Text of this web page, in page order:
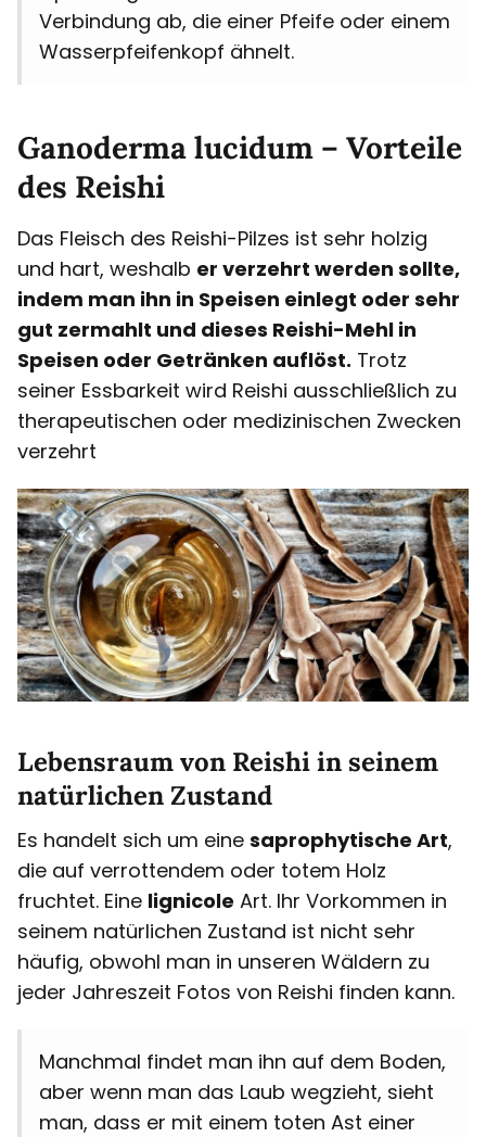
Verbindung ab, die einer Pfeife oder einem
Wasserpfeifenkopf ähnelt.
Ganoderma lucidum – Vorteile
des Reishi
Das Fleisch des Reishi-Pilzes ist sehr holzig
und hart, weshalb er verzehrt werden sollte,
indem man ihn in Speisen einlegt oder sehr
gut zermahlt und dieses Reishi-Mehl in
Speisen oder Getränken auflöst. Trotz
seiner Essbarkeit wird Reishi ausschließlich zu
therapeutischen oder medizinischen Zwecken
verzehrt
Lebensraum von Reishi in seinem
natürlichen Zustand
Es handelt sich um eine saprophytische Art,
die auf verrottendem oder totem Holz
fruchtet. Eine lignicole Art. Ihr Vorkommen in
seinem natürlichen Zustand ist nicht sehr
häufig, obwohl man in unseren Wäldern zu
jeder Jahreszeit Fotos von Reishi finden kann.
Manchmal findet man ihn auf dem Boden,
aber wenn man das Laub wegzieht, sieht
man, dass er mit einem toten Ast einer